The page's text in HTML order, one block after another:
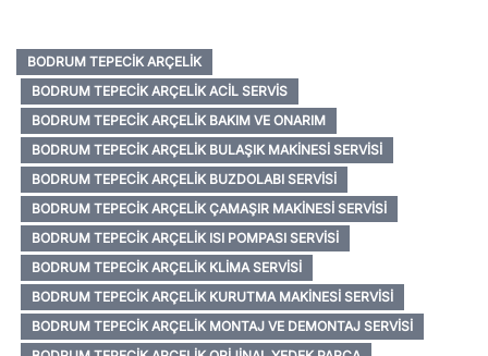
BODRUM TEPECIK ARÇELIK
BODRUM TEPECIK ARÇELIK ACIL SERVIS
BODRUM TEPECIK ARÇELIK BAKIM VE ONARIM
BODRUM TEPECIK ARÇELIK BULAŞIK MAKINESI SERVISI
BODRUM TEPECIK ARÇELIK BUZDOLABI SERVISI
BODRUM TEPECIK ARÇELIK ÇAMAŞIR MAKINESI SERVISI
BODRUM TEPECIK ARÇELIK ISI POMPASI SERVISI
BODRUM TEPECIK ARÇELIK KLIMA SERVISI
BODRUM TEPECIK ARÇELIK KURUTMA MAKINESI SERVISI
BODRUM TEPECIK ARÇELIK MONTAJ VE DEMONTAJ SERVISI